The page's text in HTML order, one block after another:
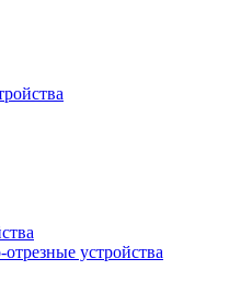
устройства